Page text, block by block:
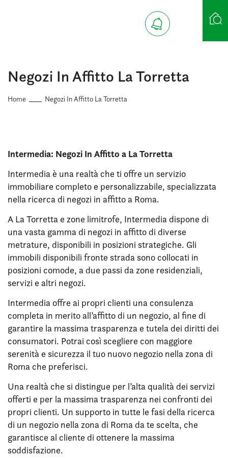
Negozi In Affitto La Torretta
Home Negozi In Affitto La Torretta
Intermedia: Negozi In Affitto a La Torretta
Intermedia è una realtà che ti offre un servizio
immobiliare completo e personalizzabile, specializzata
nella ricerca di negozi in affitto a Roma.
A La Torretta e zone limitrofe, Intermedia dispone di
una vasta gamma di negozi in affitto di diverse
metrature, disponibili in posizioni strategiche. Gli
immobili disponibili fronte strada sono collocati in
posizioni comode, a due passi da zone residenziali,
servizi e altri negozi.
Intermedia offre ai propri clienti una consulenza
completa in merito all’affitto di un negozio, al fine di
garantire la massima trasparenza e tutela dei diritti dei
consumatori. Potrai così scegliere con maggiore
serenità e sicurezza il tuo nuovo negozio nella zona di
Roma che preferisci.
Una realtà che si distingue per l’alta qualità dei servizi
offerti e per la massima trasparenza nei confronti dei
propri clienti. Un supporto in tutte le fasi della ricerca
di un negozio nella zona di Roma da te scelta, che
garantisce al cliente di ottenere la massima
soddisfazione.